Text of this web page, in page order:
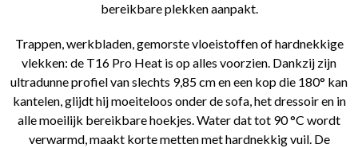
bereikbare plekken aanpakt.
Trappen, werkbladen, gemorste vloeistoffen of hardnekkige
vlekken: de T16 Pro Heat is op alles voorzien. Dankzij zijn
ultradunne profiel van slechts 9,85 cm en een kop die 180° kan
kantelen, glijdt hij moeiteloos onder de sofa, het dressoir en in
alle moeilijk bereikbare hoekjes. Water dat tot 90 °C wordt
verwarmd, maakt korte metten met hardnekkig vuil. De